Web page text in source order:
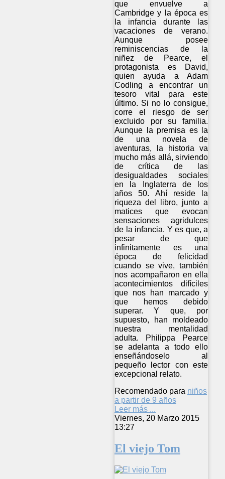
que envuelve a
Cambridge y la época es
la infancia durante las
vacaciones de verano.
Aunque posee
reminiscencias de la
niñez de Pearce, el
protagonista es David,
quien ayuda a Adam
Codling a encontrar un
tesoro vital para este
último. Si no lo consigue,
corre el riesgo de ser
excluido por su familia.
Aunque la premisa es la
de una novela de
aventuras, la historia va
mucho más allá, sirviendo
de crítica de las
desigualdades sociales
en la Inglaterra de los
años 50. Ahí reside la
riqueza del libro, junto a
matices que evocan
sensaciones agridulces
de la infancia. Y es que, a
pesar de que
infinitamente es una
época de felicidad
cuando se vive, también
nos acompañaron en ella
acontecimientos difíciles
que nos han marcado y
que hemos debido
superar. Y que, por
supuesto, han moldeado
nuestra mentalidad
adulta. Philippa Pearce
se adelanta a todo ello
enseñándoselo al
pequeño lector con este
excepcional relato.
Recomendado para niños
a partir de 9 años
Leer más ...
Viernes, 20 Marzo 2015
13:27
El viejo Tom